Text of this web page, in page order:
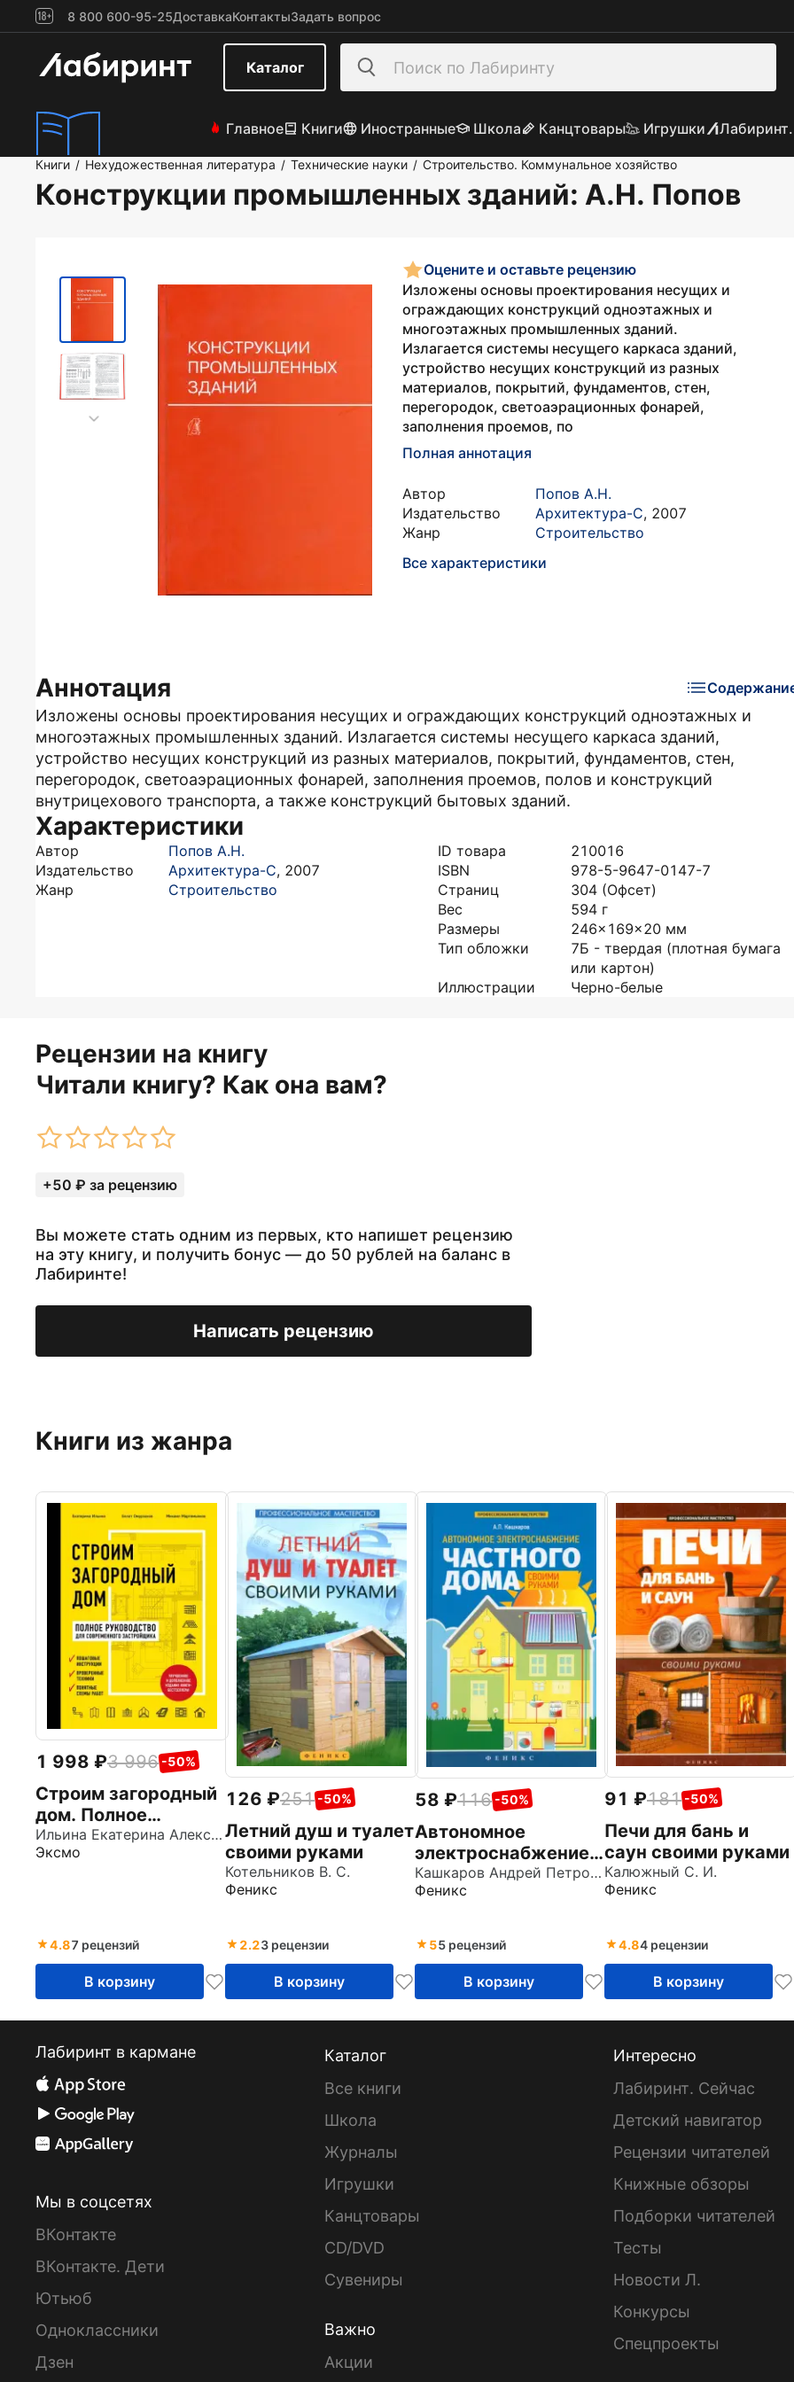
8 800 600-95-25ДоставкаКонтактыЗадать вопрос
Каталог
Главное Книги Иностранные Школа Канцтовары Игрушки
Книги / Нехудожественная литература / Технические науки / Строительство. Коммунальное хозяйство
Конструкции промышленных зданий: А.Н. Попов
Оцените и оставьте рецензию
Изложены основы проектирования несущих и
ограждающих конструкций одноэтажных и
многоэтажных промышленных зданий.
Излагается системы несущего каркаса зданий,
устройство несущих конструкций из разных
материалов, покрытий, фундаментов, стен,
перегородок, светоаэрационных фонарей,
заполнения проемов, по
Полная аннотация
Автор
Попов А.Н.
Издательство
Архитектура-С, 2007
Жанр
Строительство
Все характеристики
Аннотация
Изложены основы проектирования несущих и ограждающих конструкций одноэтажных и
многоэтажных промышленных зданий. Излагается системы несущего каркаса зданий,
устройство несущих конструкций из разных материалов, покрытий, фундаментов, стен,
перегородок, светоаэрационных фонарей, заполнения проемов, полов и конструкций
внутрицехового транспорта, а также конструкций бытовых зданий.
Характеристики
Автор
Попов А.Н.
Издательство
Архитектура-С, 2007
Жанр
Строительство
ID товара
210016
ISBN
978-5-9647-0147-7
Страниц
304 (Офсет)
Вес
594 г
Размеры
246x169x20 мм
Тип обложки
7Б - твердая (плотная бумага
или картон)
Иллюстрации
Черно-белые
Рецензии на книгу
Читали книгу? Как она вам?
+50 ₽ за рецензию
Вы можете стать одним из первых, кто напишет рецензию
на эту книгу, и получить бонус — до 50 рублей на баланс в
Лабиринте!
Написать рецензию
Книги из жанра
1 998 3 996 -50%
Строим загородный
дом. Полное
руководство для
современного
Ильина Екатерина Александровна
Эксмо
4.87 рецензий
В корзину
126 251 -50%
Летний душ и туалет
своими руками
Котельников В. С.
Феникс
2.23 рецензии
В корзину
58 116 -50%
Автономное
электроснабжение
частного дома
своими руками
Кашкаров Андрей Петрович
Феникс
55 рецензий
В корзину
91 181 -50%
Печи для бань и
саун своими руками
Калюжный С. И.
Феникс
4.84 рецензии
В корзину
Лабиринт в кармане
Мы в соцсетях
ВКонтакте
ВКонтакте. Дети
Ютьюб
Одноклассники
Дзен
Каталог
Все книги
Школа
Журналы
Игрушки
Канцтовары
CD/DVD
Сувениры
Важно
Акции
Интересно
Лабиринт. Сейчас
Детский навигатор
Рецензии читателей
Книжные обзоры
Подборки читателей
Тесты
Новости Л.
Конкурсы
Спецпроекты